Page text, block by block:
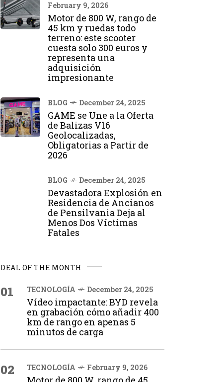
February 9, 2026
Motor de 800 W, rango de
45 km y ruedas todo
terreno: este scooter
cuesta solo 300 euros y
representa una
adquisición
impresionante
BLOG December 24, 2025
GAME se Une a la Oferta
de Balizas V16
Geolocalizadas,
Obligatorias a Partir de
2026
BLOG December 24, 2025
Devastadora Explosión en
Residencia de Ancianos
de Pensilvania Deja al
Menos Dos Víctimas
Fatales
DEAL OF THE MONTH
01 TECNOLOGÍA December 24, 2025
Vídeo impactante: BYD revela
en grabación cómo añadir 400
km de rango en apenas 5
minutos de carga
02 TECNOLOGÍA February 9, 2026